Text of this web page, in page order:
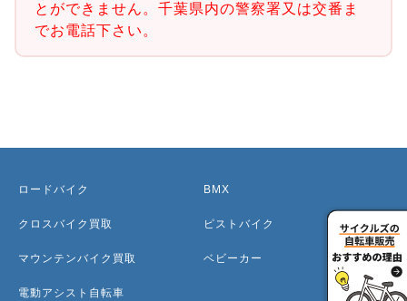
とができません。千葉県内の警察署又は交番ま
でお電話下さい。
ロードバイク
クロスバイク買取
マウンテンバイク買取
電動アシスト自転車
BMX
ピストバイク
ベビーカー